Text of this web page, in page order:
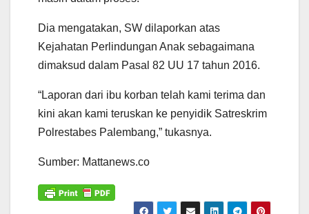
Dia mengatakan, SW dilaporkan atas
Kejahatan Perlindungan Anak sebagaimana
dimaksud dalam Pasal 82 UU 17 tahun 2016.
“Laporan dari ibu korban telah kami terima dan
kini akan kami teruskan ke penyidik Satreskrim
Polrestabes Palembang,” tukasnya.
Sumber: Mattanews.co